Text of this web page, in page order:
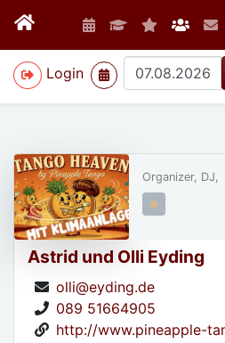
Login
>
Astrid und Olli Eyding
olli@eyding.de
089 51664905
http://www.pineapple-
Organizer, DJ,